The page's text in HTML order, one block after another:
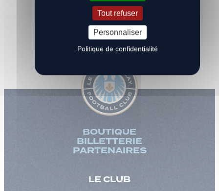
BOUTIQUE
BILLETTERIE
PARTENAIRES
LE CLUB
Tout refuser
Personnaliser
Politique de confidentialité